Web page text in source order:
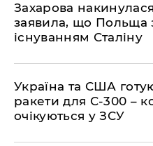
​Захарова
заявила, що Польща
існуванням Сталіну
​Україна та США
ракети для С-300 –
очікуються у ЗСУ